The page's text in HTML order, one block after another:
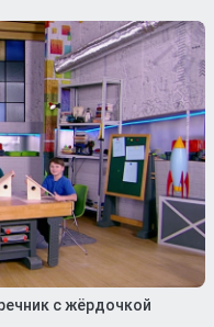
с жёрдочкой